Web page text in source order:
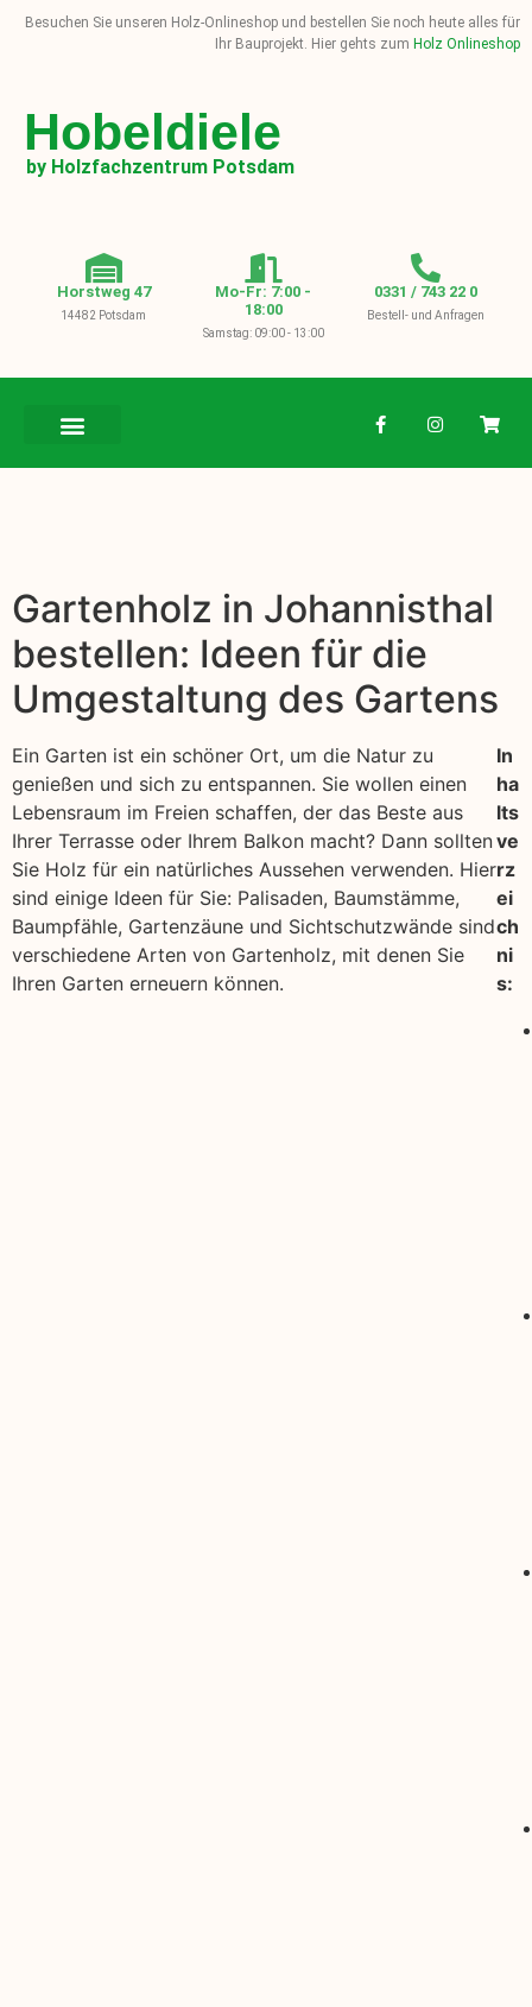
Besuchen Sie unseren Holz-Onlineshop und bestellen Sie noch heute alles für
Ihr Bauprojekt. Hier gehts zum Holz Onlineshop
Hobeldiele
by Holzfachzentrum Potsdam
Horstweg 47
14482 Potsdam
Mo-Fr: 7:00 -
18:00
Samstag: 09:00 - 13:00
0331 / 743 22 0
Bestell- und Anfragen
Gartenholz in Johannisthal
bestellen: Ideen für die
Umgestaltung des Gartens
Ein Garten ist ein schöner Ort, um die Natur zu
genießen und sich zu entspannen. Sie wollen einen
Lebensraum im Freien schaffen, der das Beste aus
Ihrer Terrasse oder Ihrem Balkon macht? Dann sollten
Sie Holz für ein natürliches Aussehen verwenden. Hier
sind einige Ideen für Sie: Palisaden, Baumstämme,
Baumpfähle, Gartenzäune und Sichtschutzwände sind
verschiedene Arten von Gartenholz, mit denen Sie
Ihren Garten erneuern können.
In
ha
lts
ve
rz
ei
ch
ni
s: